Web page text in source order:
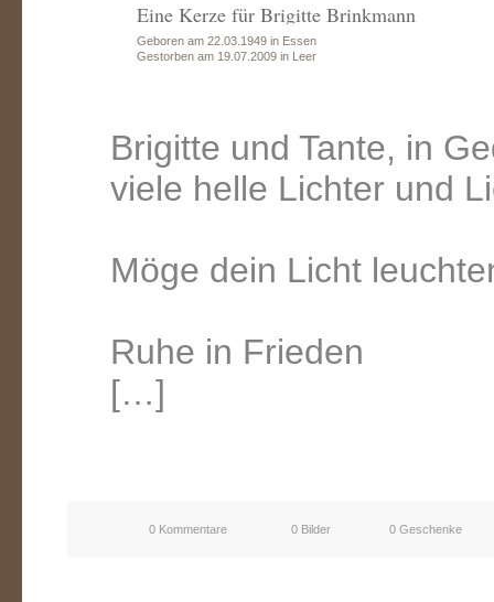
Eine Kerze für Brigitte Brinkmann
Geboren am 22.03.1949 in Essen
Gestorben am 19.07.2009 in Leer
Brigitte und Tante, in
viele helle Lichter und
Möge dein Licht
Ruhe in Frieden
[…]
0 Kommentare 0 Bilder 0 Geschenke